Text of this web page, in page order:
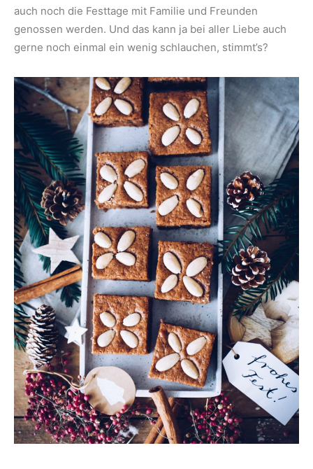
auch noch die Festtage mit Familie und Freunden
genossen werden. Und das kann ja bei aller Liebe auch
gerne noch einmal ein wenig schlauchen, stimmt’s?